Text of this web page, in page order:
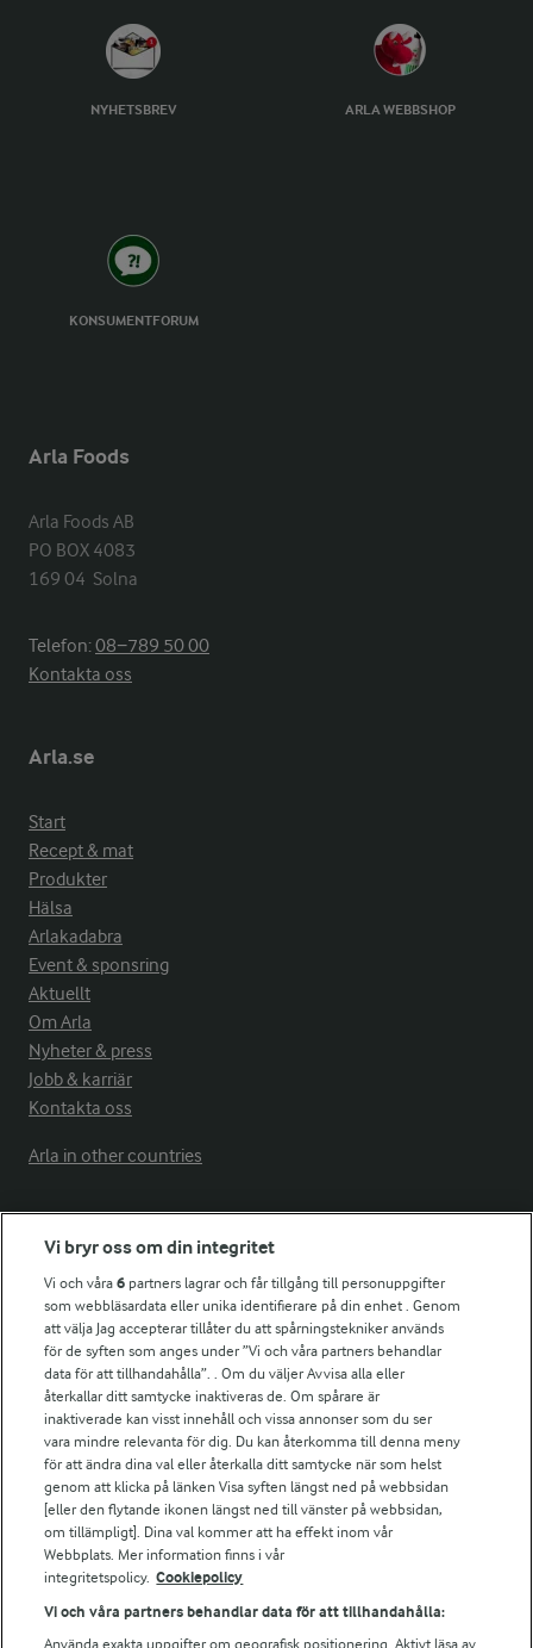
NYHETSBREV ARLA WEBBSHOP
KONSUMENTFORUM
Arla Foods
Arla Foods AB
PO BOX 4083
169 04  Solna
Telefon:08−789 50 00
Kontakta oss
Arla.se
Start
Recept & mat
Produkter
Hälsa
Arlakadabra
Event & sponsring
Aktuellt
Om Arla
Nyheter & press
Jobb & karriär
Kontakta oss
Arla in other countries
Fler Arlasajter
För ägare
Arlas kundportal
Arla.com
Falbygdens Ost
Arla webbshop
Bildbank
Följ oss
Vi bryr oss om din integritet
Vi och våra6 partners lagrar och får tillgång till personuppgifter
som webbläsardata eller unika identifierare på din enhet . Genom
att välja Jag accepterar tillåter du att spårningstekniker används
för de syften som anges under ”Vi och våra partners behandlar
data för att tillhandahålla”. . Om du väljer Avvisa alla eller
återkallar ditt samtycke inaktiveras de. Om spårare är
inaktiverade kan visst innehåll och vissa annonser som du ser
vara mindre relevanta för dig. Du kan återkomma till denna meny
för att ändra dina val eller återkalla ditt samtycke när som helst
genom att klicka på länken Visa syften längst ned på webbsidan
[eller den flytande ikonen längst ned till vänster på webbsidan,
om tillämpligt]. Dina val kommer att ha effekt inom vår
Webbplats. Mer information finns i vår
integritetspolicy. Cookiepolicy
Vi och våra partners behandlar data för att tillhandahålla:
Använda exakta uppgifter om geografisk positionering. Aktivt läsa av